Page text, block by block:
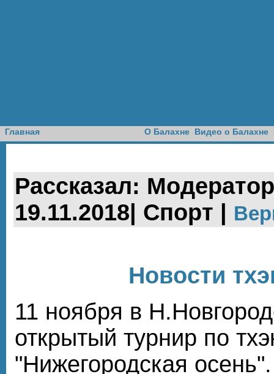
Главная О Балахне Видео о Балахне
Рассказал:
19.11.2018| Спорт |
Новости
11 ноября в
открытый турнир по
"Нижегородская